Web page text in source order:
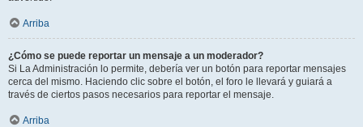
Arriba
¿Cómo se puede reportar un mensaje a un moderador?
Si La Administración lo permite, debería ver un botón para reportar mensajes
cerca del mismo. Haciendo clic sobre el botón, el foro le llevará y guiará a
través de ciertos pasos necesarios para reportar el mensaje.
Arriba